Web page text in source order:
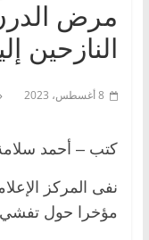
مرض
النازحين
8 أغسطس، 2023
كتب – أحمد
نفى المركز
مؤخرا حول تفشي